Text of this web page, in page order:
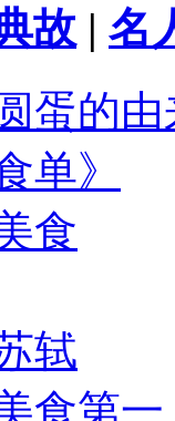
故 | 名
蛋的由
单》
食
轼
食第